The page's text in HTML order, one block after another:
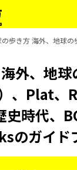
歩き方 海外、地球
外、地
、Plat
時代、
のガイド